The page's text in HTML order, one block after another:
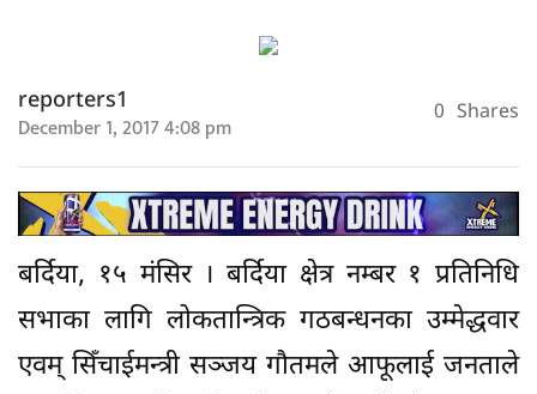
reporters1
December 1, 2017 4:08 pm 0 Shares
बर्दिया, १५ मंसिर । बर्दिया क्षेत्र नम्बर १ प्रतिनिधि
सभाका लागि लोकतान्त्रिक गठबन्धनका उम्मेद्धवार
एवम् सिँचाईमन्त्री सञ्जय गौतमले आफूलाई जनताले